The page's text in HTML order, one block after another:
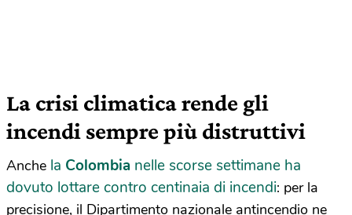
La crisi climatica rende gli
incendi sempre più distruttivi
Anche la Colombia nelle scorse settimane ha
dovuto lottare contro centinaia di incendi: per la
precisione, il Dipartimento nazionale antincendio ne